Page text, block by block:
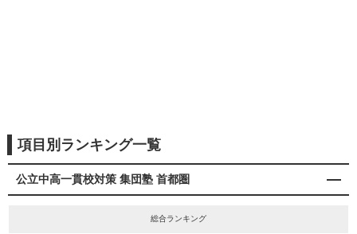
項目別ランキング一覧
公立中高一貫校対策 集団塾 首都圏
総合ランキング